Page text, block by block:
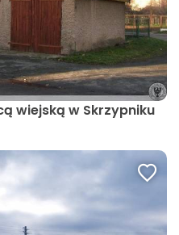
wiejską w Skrzypniku